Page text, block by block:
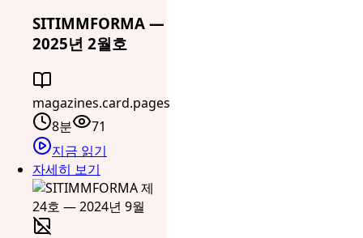
SITIMMFORMA —
2025년 2월호
magazines.card.pages
8분
71
지금 읽기
자세히 보기